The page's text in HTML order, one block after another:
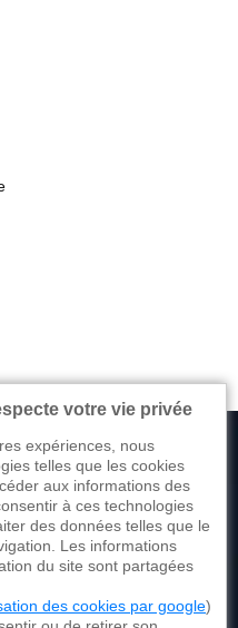
de Limoges
votre vie privée
expériences, nous
telles que les cookies
aux informations des
à ces technologies
des données telles que le
Les informations
du site sont partagées
des cookies par google)